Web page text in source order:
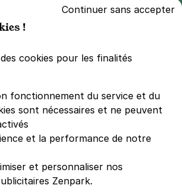
5 rue du Chef de la Ville
4,1 (185 avis)
Paris - Quartier de la Gare -
Olympiades
75013 Paris
4,3(23 avis)
Mauroy
Stadium
Arena
Palais
Continuer sans accepter
!
cookies pour les finalités
fonctionnement du service et du
sont nécessaires et ne peuvent
et la performance de notre
et personnaliser nos
Zenpark.